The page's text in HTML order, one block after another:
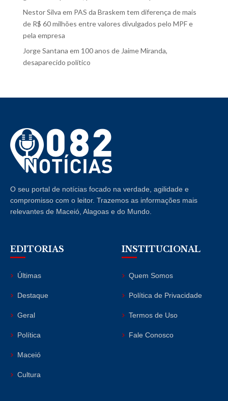
Nestor Silva em PAS da Braskem tem diferença de mais
de R$ 60 milhões entre valores divulgados pelo MPF e
pela empresa
Jorge Santana em 100 anos de Jaime Miranda,
desaparecido político
O seu portal de notícias focado na verdade, agilidade e
compromisso com o leitor. Trazemos as informações mais
relevantes de Maceió, Alagoas e do Mundo.
EDITORIAS
Últimas
Destaque
Geral
Política
Maceió
Cultura
INSTITUCIONAL
Quem Somos
Política de Privacidade
Termos de Uso
Fale Conosco